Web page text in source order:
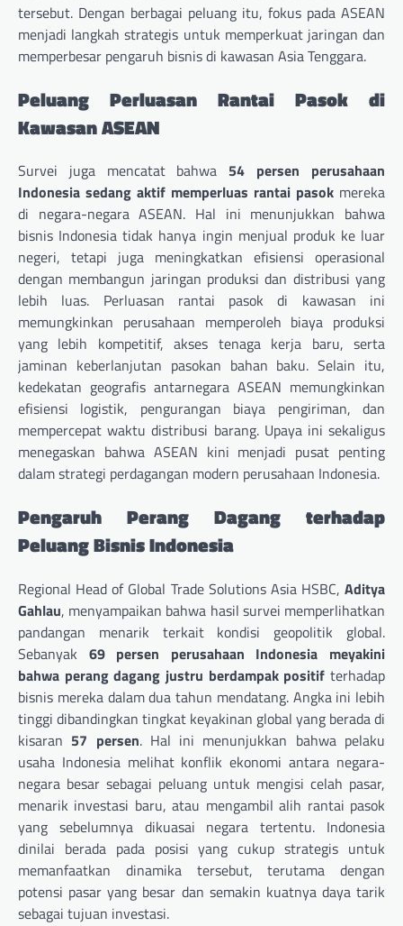
tersebut. Dengan berbagai peluang itu, fokus pada ASEAN
menjadi langkah strategis untuk memperkuat jaringan dan
memperbesar pengaruh bisnis di kawasan Asia Tenggara.
Peluang Perluasan Rantai Pasok di
Kawasan ASEAN
Survei juga mencatat bahwa 54 persen perusahaan
Indonesia sedang aktif memperluas rantai pasok mereka
di negara-negara ASEAN. Hal ini menunjukkan bahwa
bisnis Indonesia tidak hanya ingin menjual produk ke luar
negeri, tetapi juga meningkatkan efisiensi operasional
dengan membangun jaringan produksi dan distribusi yang
lebih luas. Perluasan rantai pasok di kawasan ini
memungkinkan perusahaan memperoleh biaya produksi
yang lebih kompetitif, akses tenaga kerja baru, serta
jaminan keberlanjutan pasokan bahan baku. Selain itu,
kedekatan geografis antarnegara ASEAN memungkinkan
efisiensi logistik, pengurangan biaya pengiriman, dan
mempercepat waktu distribusi barang. Upaya ini sekaligus
menegaskan bahwa ASEAN kini menjadi pusat penting
dalam strategi perdagangan modern perusahaan Indonesia.
Pengaruh Perang Dagang terhadap
Peluang Bisnis Indonesia
Regional Head of Global Trade Solutions Asia HSBC, Aditya
Gahlau, menyampaikan bahwa hasil survei memperlihatkan
pandangan menarik terkait kondisi geopolitik global.
Sebanyak 69 persen perusahaan Indonesia meyakini
bahwa perang dagang justru berdampak positif terhadap
bisnis mereka dalam dua tahun mendatang. Angka ini lebih
tinggi dibandingkan tingkat keyakinan global yang berada di
kisaran 57 persen. Hal ini menunjukkan bahwa pelaku
usaha Indonesia melihat konflik ekonomi antara negara-
negara besar sebagai peluang untuk mengisi celah pasar,
menarik investasi baru, atau mengambil alih rantai pasok
yang sebelumnya dikuasai negara tertentu. Indonesia
dinilai berada pada posisi yang cukup strategis untuk
memanfaatkan dinamika tersebut, terutama dengan
potensi pasar yang besar dan semakin kuatnya daya tarik
sebagai tujuan investasi.